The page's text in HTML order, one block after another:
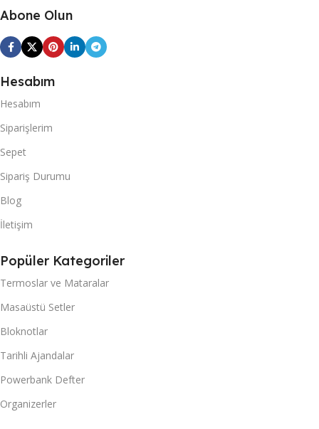
Abone Olun
Hesabım
Hesabım
Siparişlerim
Sepet
Sipariş Durumu
Blog
İletişim
Popüler Kategoriler
Termoslar ve Mataralar
Masaüstü Setler
Bloknotlar
Tarihli Ajandalar
Powerbank Defter
Organizerler